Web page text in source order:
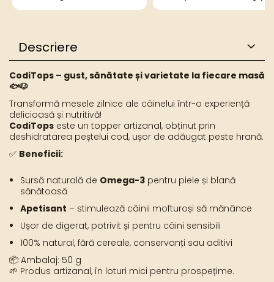
Descriere
CodiTops – gust, sănătate și varietate la fiecare masă
🐟🐶
Transformă mesele zilnice ale câinelui într-o experiență
delicioasă și nutritivă!
CodiTops este un topper artizanal, obținut prin
deshidratarea peștelui cod, ușor de adăugat peste hrană.
✅ Beneficii:
Sursă naturală de Omega-3 pentru piele și blană
sănătoasă
Apetisant – stimulează câinii mofturoși să mănânce
Ușor de digerat, potrivit și pentru câini sensibili
100% natural, fără cereale, conservanți sau aditivi
📦 Ambalaj: 50 g
🌱 Produs artizanal, în loturi mici pentru prospețime.